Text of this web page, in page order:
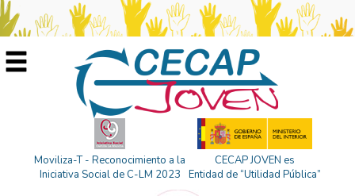
Moviliza-T - Reconocimiento a la
Iniciativa Social de C-LM 2023
CECAP JOVEN es
Entidad de “Utilidad Pública”